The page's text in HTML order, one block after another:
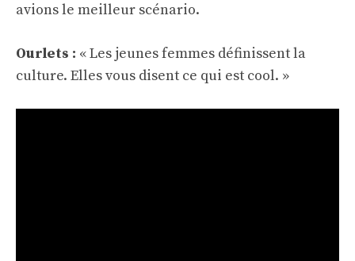
avions le meilleur scénario.
Ourlets : « Les jeunes femmes définissent la
culture. Elles vous disent ce qui est cool. »